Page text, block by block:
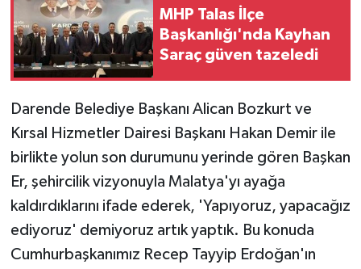
MHP Talas İlçe
Başkanlığı'nda Kayhan
Saraç güven tazeledi
Darende Belediye Başkanı Alican Bozkurt ve
Kırsal Hizmetler Dairesi Başkanı Hakan Demir ile
birlikte yolun son durumunu yerinde gören Başkan
Er, şehircilik vizyonuyla Malatya'yı ayağa
kaldırdıklarını ifade ederek, 'Yapıyoruz, yapacağız
ediyoruz' demiyoruz artık yaptık. Bu konuda
Cumhurbaşkanımız Recep Tayyip Erdoğan'ın